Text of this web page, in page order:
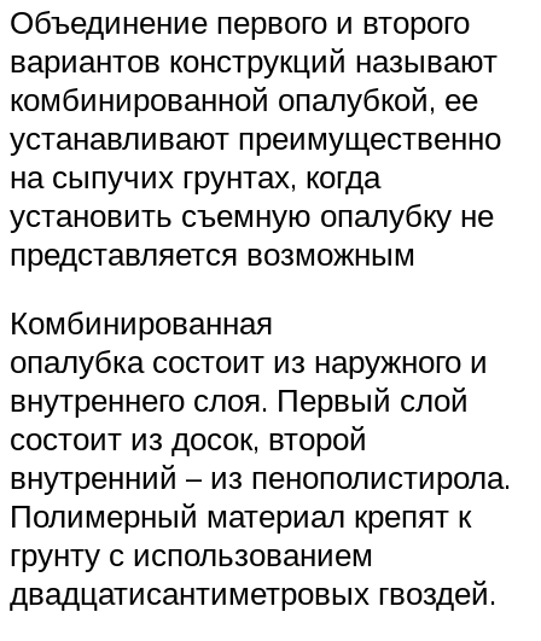
Объединение первого и второго
вариантов конструкций называют
комбинированной опалубкой, ее
устанавливают преимущественно
на сыпучих грунтах, когда
установить съемную опалубку не
представляется возможным
Комбинированная
опалубка состоит из наружного и
внутреннего слоя. Первый слой
состоит из досок, второй
внутренний – из пенополистирола.
Полимерный материал крепят к
грунту с использованием
двадцатисантиметровых гвоздей.